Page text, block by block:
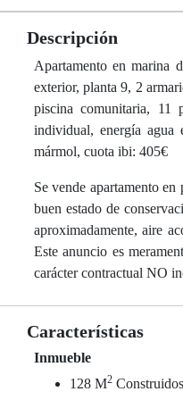
Descripción
Apartamento en marina
exterior, planta 9, 2
piscina comunitaria, 11
individual, energía agua
mármol, cuota ibi: 405€
Se vende apartamento
buen estado de
aproximadamente, aire
Este anuncio es
carácter contractual NO
Características
Inmueble
128 M2 Construidos